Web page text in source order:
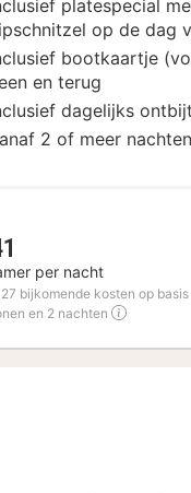
platespecial
op de dag
bootkaartje
en terug
dagelijks ontbijt
2 of meer nachten
per nacht
bijkomende kosten op
en 2 nachten